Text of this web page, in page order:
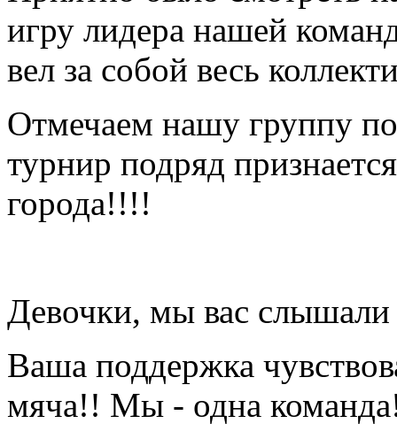
игру лидера нашей
вел за собой весь
Отмечаем нашу группу
турнир подряд
города!!!!
Девочки, мы вас
Ваша поддержка
мяча!! Мы - одна